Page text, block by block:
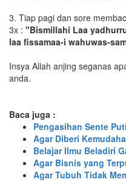
3. Tiap pagi dan sore
3x : "Bismillahi Laa
laa fissamaa-i wahuwas-
Insya Allah anjing seganas
anda.
Baca juga :
Pengasihan Sente
Agar Diberi
Belajar Ilmu Beladiri
Agar Bisnis yang
Agar Tubuh Tidak